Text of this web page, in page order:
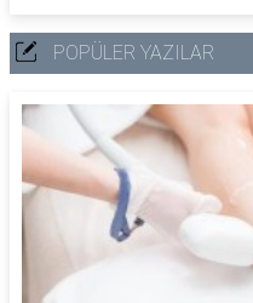
POPÜLER YAZILAR